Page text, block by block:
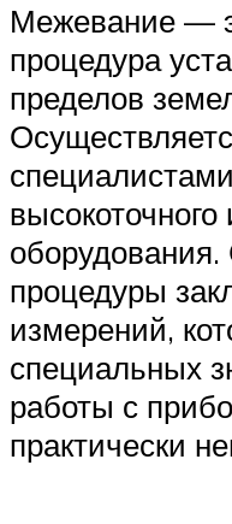
Межевание —
процедура
пределов
процедуры
измерений,
специальных
работы с
практически